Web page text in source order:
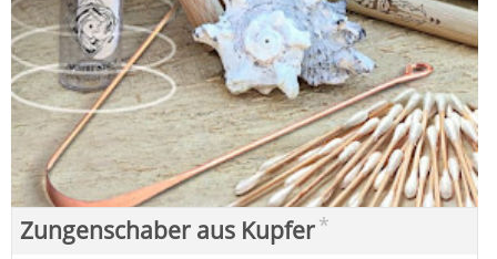
Zungenschaber aus Kupfer*